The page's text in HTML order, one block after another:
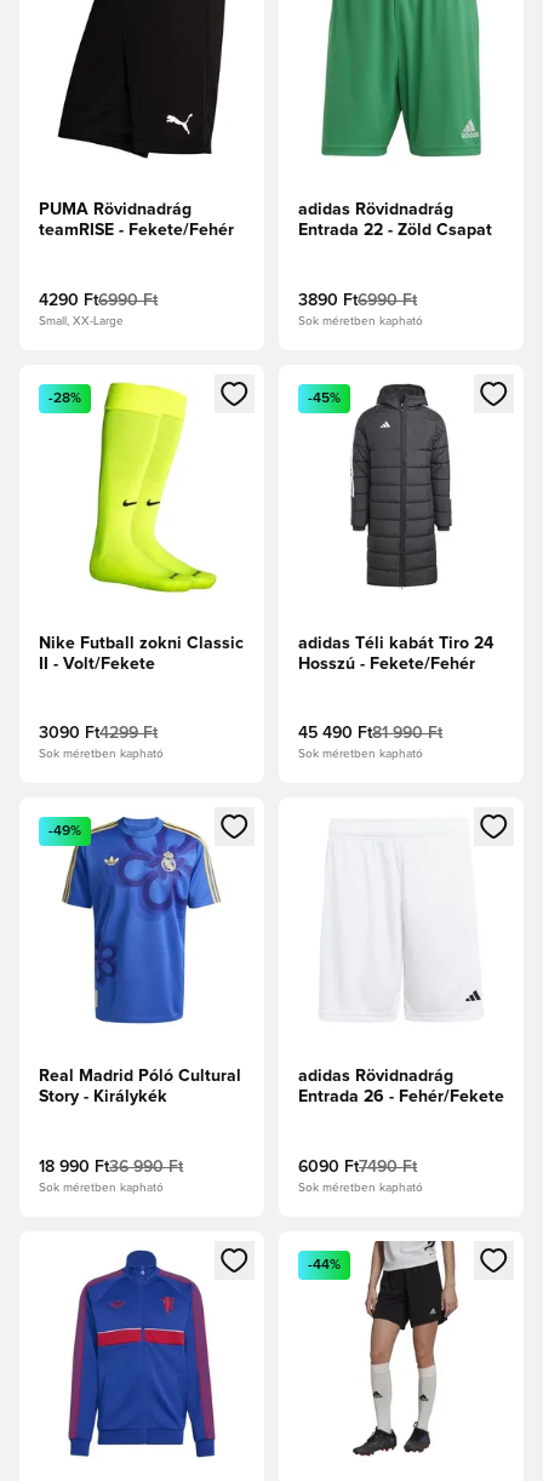
PUMA Rövidnadrág
teamRISE - Fekete/Fehér
4290 Ft6990 Ft
Small, XX-Large
adidas Rövidnadrág
Entrada 22 - Zöld Csapat
3890 Ft6990 Ft
Sok méretben kapható
Megnyit egy modált a bejelentkezéshez vagy a tagként
-28%
Nike Futball zokni Classic
II - Volt/Fekete
3090 Ft4299 Ft
Sok méretben kapható
Megnyit egy modált a
-45%
adidas Téli kabát Tiro 24
Hosszú - Fekete/Fehér
45 490 Ft81 990 Ft
Sok méretben kapható
Megnyit egy modált a bejelentkezéshez vagy a tagként
-49%
Real Madrid Póló Cultural
Story - Királykék
18 990 Ft36 990 Ft
Sok méretben kapható
Megnyit egy modált a
adidas Rövidnadrág
Entrada 26 - Fehér/Fekete
6090 Ft7490 Ft
Sok méretben kapható
Megnyit egy modált a bejelentkezéshez vagy a tagként
Megnyit egy modált a
-44%